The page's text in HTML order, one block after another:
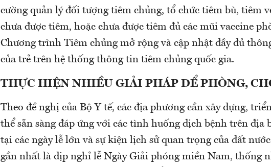
cường quản lý đối tượng tiêm chủng, tổ chức tiêm bù, tiêm
chưa được tiêm, hoặc chưa được tiêm đủ các mũi vaccine
Chương trình Tiêm chủng mở rộng và cập nhật đầy đủ
của trẻ trên hệ thống thông tin tiêm chủng quốc gia.
THỰC HIỆN NHIỀU GIẢI PHÁP ĐỂ PHÒNG,
Theo đề nghị của Bộ Y tế, các địa phương cần xây dựng,
thể sẵn sàng đáp ứng với các tình huống dịch bệnh trên địa
tại các ngày lễ lớn và sự kiện lịch sử quan trọng của đất
gần nhất là dịp nghỉ lễ Ngày Giải phóng miền Nam, thống